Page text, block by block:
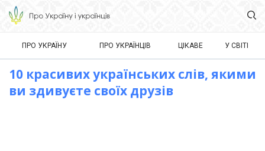
ПРО УКРАЇНУ ПРО УКРАЇНЦІВ ЦІКАВЕ У СВІТІ
10 красивих українських слів, якими
ви здивуєте своїх друзів